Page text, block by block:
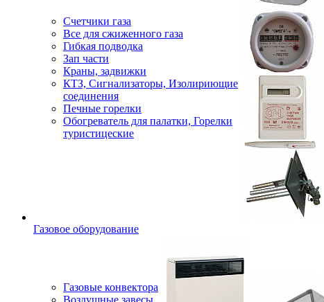
Счетчики газа
Все для сжиженного газа
Гибкая подводка
Зап части
Краны, задвижки
КТЗ, Сигнализаторы, Изолириющие
соединения
Печные горелки
Обогреватель для палатки, Горелки
туристицеские
Газовое оборудование
Газовые конвектора
Воздушные завесы